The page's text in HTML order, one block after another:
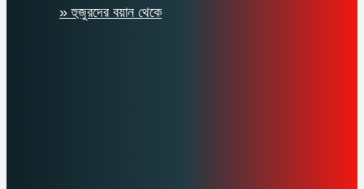
» হুজুরদের বয়ান থেকে